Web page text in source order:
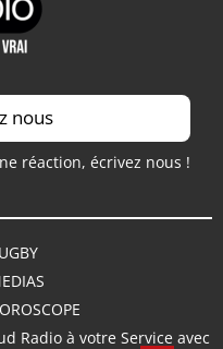
nous
réaction, écrivez nous !
Radio à votre Service avec